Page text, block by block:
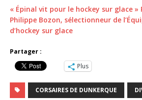
« Épinal vit pour le hockey sur glace »
Philippe Bozon, sélectionneur de
d’hockey sur glace
Partager :
Plus
CORSAIRES DE DUNKERQUE